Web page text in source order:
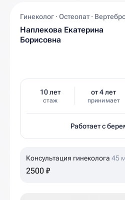
Гинеколог · Остеопат ·
Наплекова Екатерина
Борисовна
10 лет
стаж
от 4 лет
принимает
Работает с
Консультация гинеколога 45
2500 ₽